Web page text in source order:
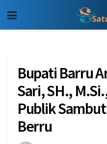
Bupati Barru
Sari, SH.,
Publik
Berru